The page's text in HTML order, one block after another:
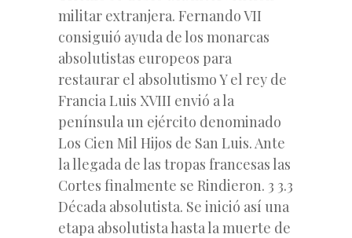
militar extranjera. Fernando VII
consiguió ayuda de los monarcas
absolutistas europeos para
restaurar el absolutismo Y el rey de
Francia Luis XVIII envió a la
península un ejército denominado
Los Cien Mil Hijos de San Luis. Ante
la llegada de las tropas francesas las
Cortes finalmente se Rindieron. 3 3.3
Década absolutista. Se inició así una
etapa absolutista hasta la muerte de